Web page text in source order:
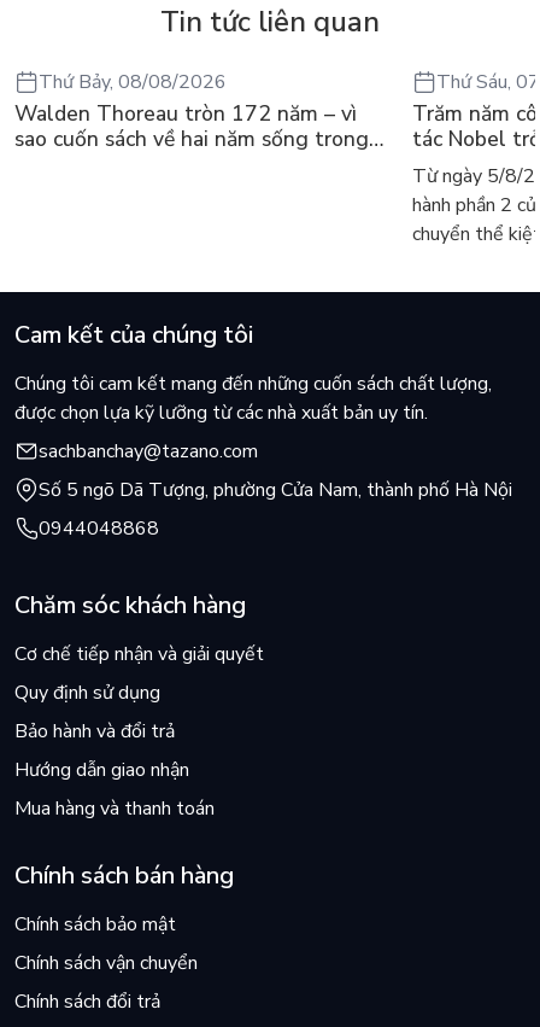
Tin tức liên quan
Thứ Bảy, 08/08/2026
Walden Thoreau tròn 172 năm – vì
sao cuốn sách về hai năm sống trong
Thứ Sáu,
Trăm năm
tác Nobel
tìm đọc lại
Từ ngày 5/8/
hành phần 2
chuyển thể
Cam kết của chúng tôi
Chúng tôi cam kết mang đến những cuốn sách chất lượng,
được chọn lựa kỹ lưỡng từ các nhà xuất bản uy tín.
sachbanchay@tazano.com
Số 5 ngõ Dã Tượng, phường Cửa Nam, thành phố Hà Nội
0944048868
Chăm sóc khách hàng
Cơ chế tiếp nhận và giải quyết
Quy định sử dụng
Bảo hành và đổi trả
Hướng dẫn giao nhận
Mua hàng và thanh toán
Chính sách bán hàng
Chính sách bảo mật
Chính sách vận chuyển
Chính sách đổi trả